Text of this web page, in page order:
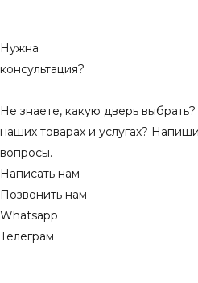
Нужна
консультация?
Не знаете, какую дверь
наших товарах и услугах?
вопросы.
Написать нам
Позвонить нам
Whatsapp
Телеграм